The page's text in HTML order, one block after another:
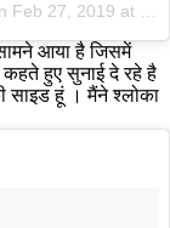
Feb 27, 2019 at 3:06am PST
आया है जिसमें
हुए सुनाई दे रहे है
साइड हूं । मैंने श्लोका